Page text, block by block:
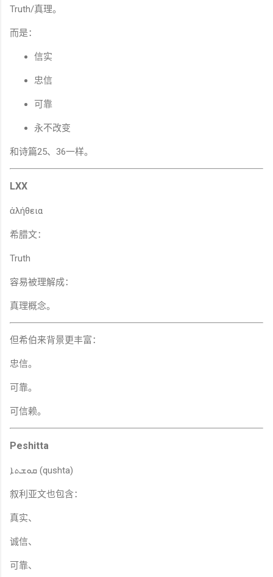
Truth/真理。
而是：
信实
忠信
可靠
永不改变
和诗篇25、36一样。
LXX
ἀλήθεια
希腊文：
Truth
容易被理解成：
真理概念。
但希伯来背景更丰富：
忠信。
可靠。
可信赖。
Peshitta
ܩܘܫܬܐ (qushta)
叙利亚文也包含：
真实、
诚信、
可靠、